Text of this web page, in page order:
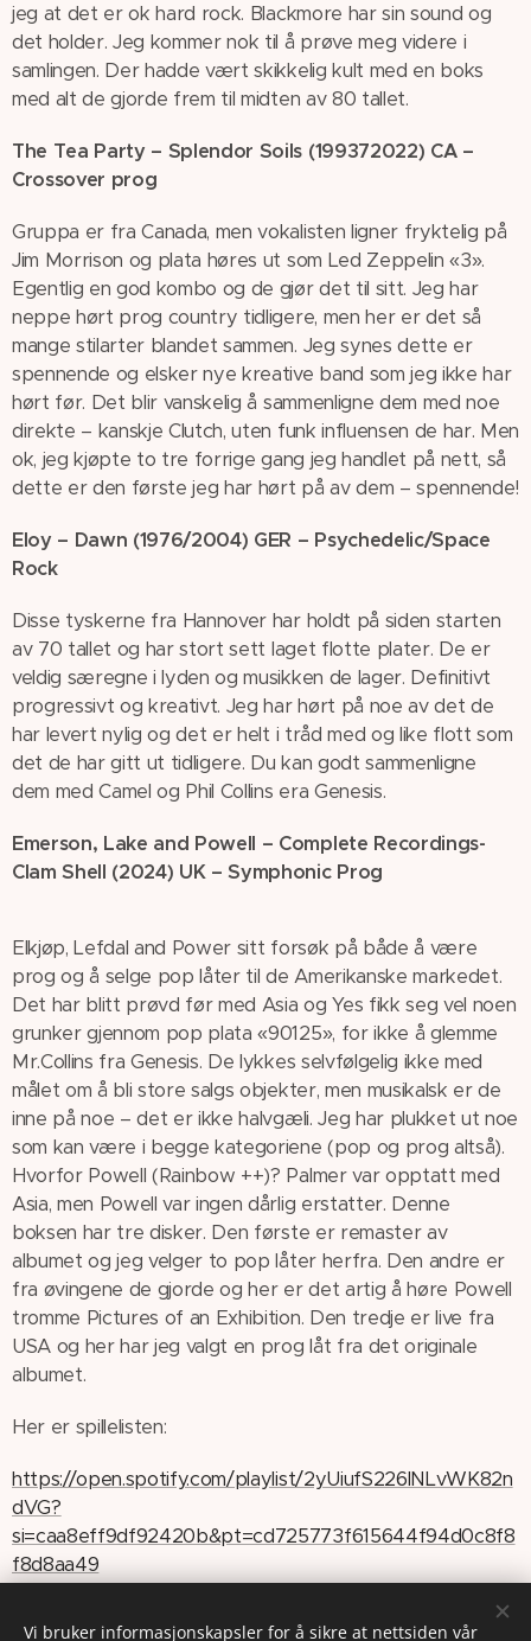
jeg at det er ok hard rock. Blackmore har sin sound og
det holder. Jeg kommer nok til å prøve meg videre i
samlingen. Der hadde vært skikkelig kult med en boks
med alt de gjorde frem til midten av 80 tallet.
The Tea Party – Splendor Soils (199372022) CA –
Crossover prog
Gruppa er fra Canada, men vokalisten ligner fryktelig på
Jim Morrison og plata høres ut som Led Zeppelin «3».
Egentlig en god kombo og de gjør det til sitt. Jeg har
neppe hørt prog country tidligere, men her er det så
mange stilarter blandet sammen. Jeg synes dette er
spennende og elsker nye kreative band som jeg ikke har
hørt før. Det blir vanskelig å sammenligne dem med noe
direkte – kanskje Clutch, uten funk influensen de har. Men
ok, jeg kjøpte to tre forrige gang jeg handlet på nett, så
dette er den første jeg har hørt på av dem – spennende!
Eloy – Dawn (1976/2004) GER – Psychedelic/Space
Rock
Disse tyskerne fra Hannover har holdt på siden starten
av 70 tallet og har stort sett laget flotte plater. De er
veldig særegne i lyden og musikken de lager. Definitivt
progressivt og kreativt. Jeg har hørt på noe av det de
har levert nylig og det er helt i tråd med og like flott som
det de har gitt ut tidligere. Du kan godt sammenligne
dem med Camel og Phil Collins era Genesis.
Emerson, Lake and Powell – Complete Recordings-
Clam Shell (2024) UK – Symphonic Prog
Elkjøp, Lefdal and Power sitt forsøk på både å være
prog og å selge pop låter til de Amerikanske markedet.
Det har blitt prøvd før med Asia og Yes fikk seg vel noen
grunker gjennom pop plata «90125», for ikke å glemme
Mr.Collins fra Genesis. De lykkes selvfølgelig ikke med
målet om å bli store salgs objekter, men musikalsk er de
inne på noe – det er ikke halvgæli. Jeg har plukket ut noe
som kan være i begge kategoriene (pop og prog altså).
Hvorfor Powell (Rainbow ++)? Palmer var opptatt med
Asia, men Powell var ingen dårlig erstatter. Denne
boksen har tre disker. Den første er remaster av
albumet og jeg velger to pop låter herfra. Den andre er
fra øvingene de gjorde og her er det artig å høre Powell
tromme Pictures of an Exhibition. Den tredje er live fra
USA og her har jeg valgt en prog låt fra det originale
albumet.
Her er spillelisten:
https://open.spotify.com/playlist/2yUiufS226lNLvWK82n
dVG?
si=caa8eff9df92420b&pt=cd725773f615644f94d0c8f8
f8d8aa49
Vi bruker informasjonskapsler for å sikre at nettsiden vår